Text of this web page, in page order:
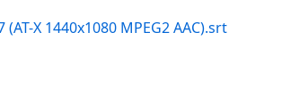
X 1440x1080 MPEG2 AAC).srt